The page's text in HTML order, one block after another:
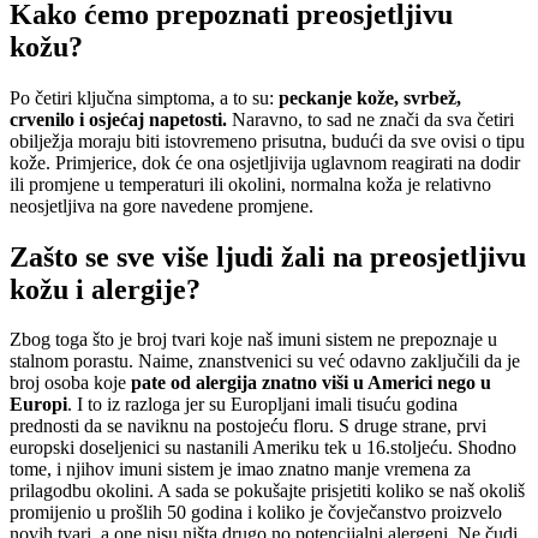
Kako ćemo prepoznati preosjetljivu
kožu?
Po četiri ključna simptoma, a to su: peckanje kože, svrbež,
crvenilo i osjećaj napetosti. Naravno, to sad ne znači da sva četiri
obilježja moraju biti istovremeno prisutna, budući da sve ovisi o tipu
kože. Primjerice, dok će ona osjetljivija uglavnom reagirati na dodir
ili promjene u temperaturi ili okolini, normalna koža je relativno
neosjetljiva na gore navedene promjene.
Zašto se sve više ljudi žali na preosjetljivu
kožu i alergije?
Zbog toga što je broj tvari koje naš imuni sistem ne prepoznaje u
stalnom porastu. Naime, znanstvenici su već odavno zaključili da je
broj osoba koje pate od alergija znatno viši u Americi nego u
Europi. I to iz razloga jer su Europljani imali tisuću godina
prednosti da se naviknu na postojeću floru. S druge strane, prvi
europski doseljenici su nastanili Ameriku tek u 16.stoljeću. Shodno
tome, i njihov imuni sistem je imao znatno manje vremena za
prilagodbu okolini. A sada se pokušajte prisjetiti koliko se naš okoliš
promijenio u prošlih 50 godina i koliko je čovječanstvo proizvelo